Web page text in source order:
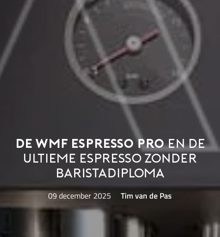
De WMF Espresso Proen de
ultieme espresso zonder
baristadiploma
09 december 2025 Tim van de Pas